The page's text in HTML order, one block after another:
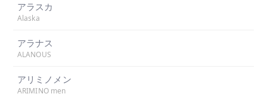
アラスカ
Alaska
アラナス
ALANOUS
アリミノメン
ARIMINO men